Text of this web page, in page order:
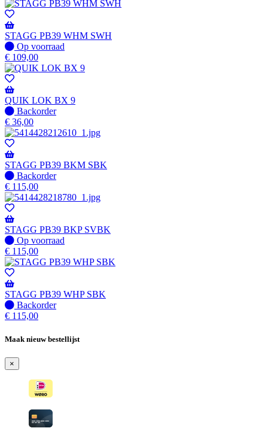
voorraad
-
Wordt
verzonden
wanneer
beschikbaar
STAGG PB39 WHM SWH
Op
voorraad
Op voorraad
€ 109,00
QUIK LOK BX 9
Niet
op
voorraad
-
Wordt
verzonden
wanneer
beschikbaar
Backorder
€ 36,00
STAGG PB39 BKM SBK
Niet
op
voorraad
-
Wordt
verzonden
wanneer
beschikbaar
Backorder
€ 115,00
STAGG PB39 BKP SVBK
Op
voorraad
Op voorraad
€ 115,00
STAGG PB39 WHP SBK
Niet
op
-
verzonden
wanneer
beschikbaar
Backorder
€ 115,00
Maak nieuw bestellijst
×